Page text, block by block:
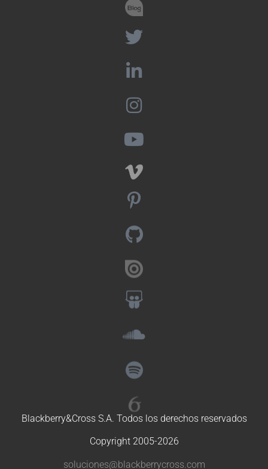
Blackberry&Cross S.A. Todos los derechos reservados
Copyright 2005-2026
soluciones@blackberrycross.com